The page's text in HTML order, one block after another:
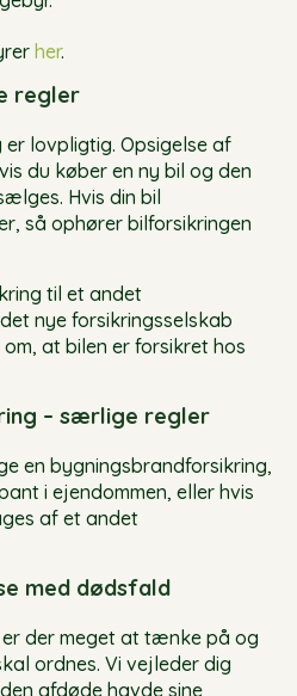
her.
regler
lovpligtig. Opsigelse af
du køber en ny bil og den
Hvis din bil
så ophører bilforsikringen
til et andet
nye forsikringsselskab
at bilen er forsikret hos
– særlige regler
en bygningsbrandforsikring,
i ejendommen, eller hvis
af et andet
med dødsfald
der meget at tænke på og
ordnes. Vi vejleder dig
afdøde havde sine